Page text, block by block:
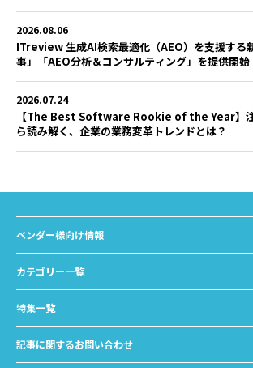
2026.08.06
ITreview 生成AI検索最適化（AEO）を支援する
事」「AEO分析＆コンサルティング」を提供開始
2026.07.24
【The Best Software Rookie of the Year】
ら読み解く、企業の業務変革トレンドとは？
ベンダー様向け情報
カテゴリー一覧
特集一覧
記事に関するお問い合わせ